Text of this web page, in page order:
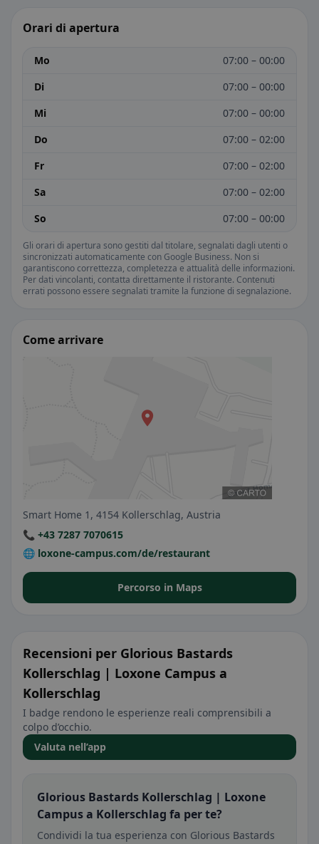
Orari di apertura
Mo
07:00 – 00:00
Di
07:00 – 00:00
Mi
07:00 – 00:00
Do
07:00 – 02:00
Fr
07:00 – 02:00
Sa
07:00 – 02:00
So
07:00 – 00:00
Gli orari di apertura sono gestiti dal titolare, segnalati dagli utenti o
sincronizzati automaticamente con Google Business. Non si
garantiscono correttezza, completezza e attualità delle informazioni.
Per dati vincolanti, contatta direttamente il ristorante. Contenuti
errati possono essere segnalati tramite la funzione di segnalazione.
Come arrivare
Smart Home 1, 4154 Kollerschlag, Austria
📞 +43 7287 7070615
🌐 loxone-campus.com/de/restaurant
Percorso in Maps
Recensioni per Glorious Bastards
Kollerschlag | Loxone Campus a
Kollerschlag
I badge rendono le esperienze reali comprensibili a
colpo d’occhio.
Valuta nell’app
Glorious Bastards Kollerschlag | Loxone
Campus a Kollerschlag fa per te?
Condividi la tua esperienza con Glorious Bastards